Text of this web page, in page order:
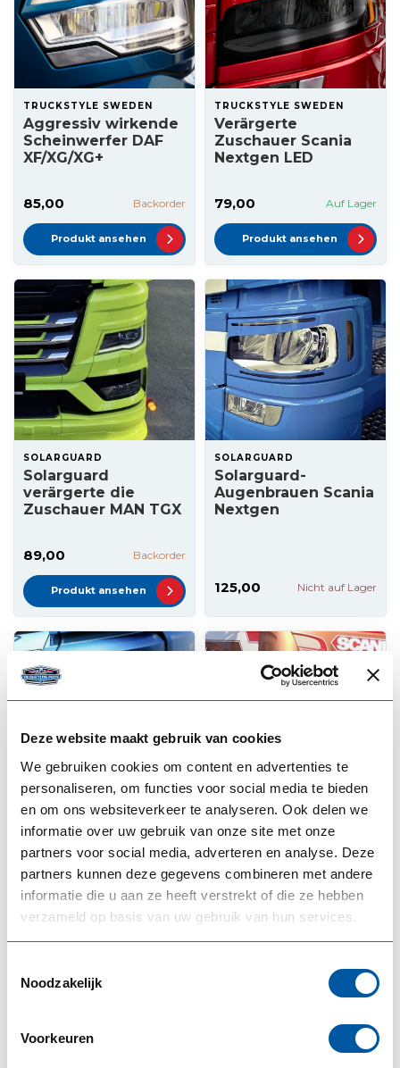
Deze website maakt gebruik van cookies
We gebruiken cookies om content en advertenties te
personaliseren, om functies voor social media te bieden
en om ons websiteverkeer te analyseren. Ook delen we
informatie over uw gebruik van onze site met onze
partners voor social media, adverteren en analyse. Deze
partners kunnen deze gegevens combineren met andere
informatie die u aan ze heeft verstrekt of die ze hebben
verzameld op basis van uw gebruik van hun services.
Noodzakelijk
Voorkeuren
TRUCKSTYLE SWEDEN
Aggressiv wirkende
Scheinwerfer DAF
XF/XG/XG+
85,00 Backorder
Produkt ansehen
TRUCKSTYLE SWEDEN
Verärgerte
Zuschauer Scania
Nextgen LED
79,00 Auf Lager
Produkt ansehen
SOLARGUARD
Solarguard
verärgerte die
Zuschauer MAN TGX
89,00 Backorder
Produkt ansehen
SOLARGUARD
Solarguard-
Augenbrauen Scania
Nextgen
125,00 Nicht auf Lager
SOLARGUARD
Solarguard
Augenbrauen DAF
NGD
Produkt ansehen
TRUCKSTYLE SWEDEN
Augenbrauen Scania
Produkt ansehen